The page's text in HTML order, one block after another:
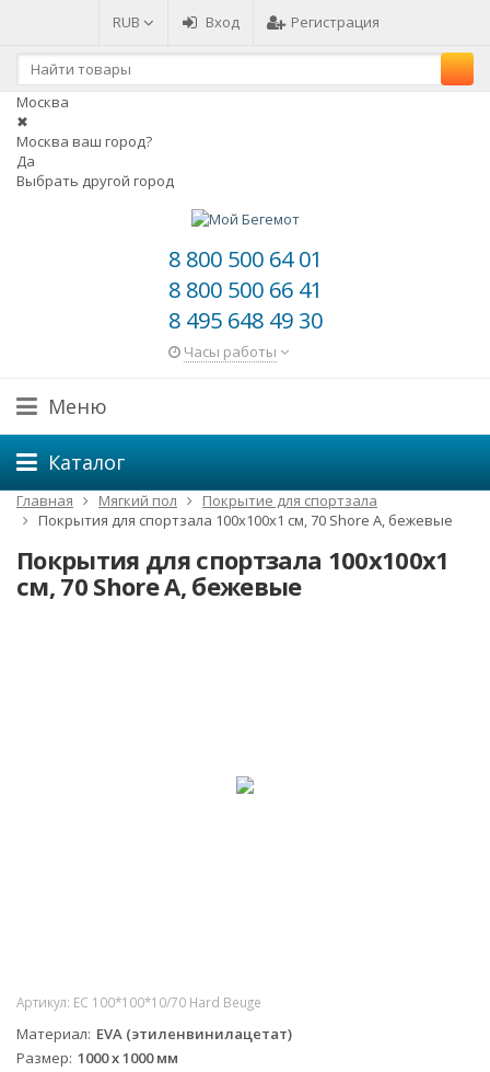
RUB Вход Регистрация
Москва
✖
Москва ваш город?
Да
Выбрать другой город
8 800 500 64 01
8 800 500 66 41
8 495 648 49 30
Часы работы
Меню
Каталог
Главная Мягкий пол
Покрытие для спортзала
Покрытия для спортзала 100х100x1 см, 70 Shore A, бежевые
Покрытия для спортзала 100х100x1
см, 70 Shore A, бежевые
Артикул: EC 100*100*10/70 Hard Beuge
Материал EVA (этиленвинилацетат)
Размер 1000 х 1000 мм